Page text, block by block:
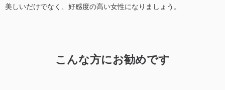
美しいだけでなく、好感度の高い女性になりましょう。
こんな方にお勧めです